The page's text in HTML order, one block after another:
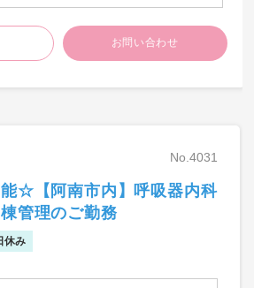
者・通所者の健康管理・入所判定会
類作成等・回診など
お問い合わせ
No.4031
☆【阿南市内】呼吸器内科
管理のご勤務
休み